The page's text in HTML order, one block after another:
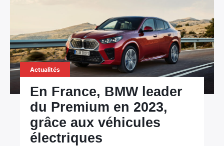
Actualités
En France, BMW leader
du Premium en 2023,
grâce aux véhicules
électriques